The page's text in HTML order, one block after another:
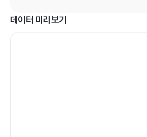
데이터 미리보기